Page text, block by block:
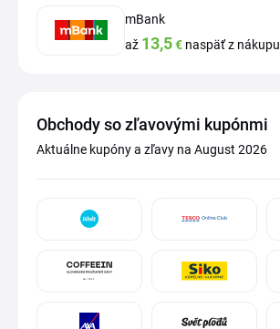
mBank
až 13,5€ naspäť z nákupu
Obchody so zľavovými kupónmi
Aktuálne kupóny a zľavy na August 2026